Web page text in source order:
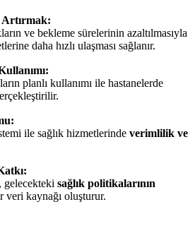
ve bekleme sürelerinin azaltılmasıyla
daha hızlı ulaşması sağlanır.
planlı kullanımı ile hastanelerde
ile sağlık hizmetlerinde verimlilik ve
gelecekteki sağlık politikalarının
veri kaynağı oluşturur.